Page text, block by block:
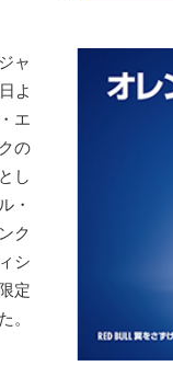
ャ
よ
エ
の
し
・
ク
シ
定
。